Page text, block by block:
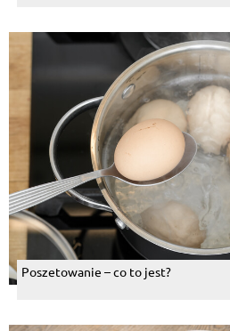
Poszetowanie – co to jest?